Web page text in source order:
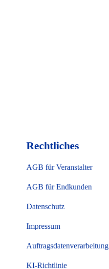
Rechtliches
AGB für Veranstalter
AGB für Endkunden
Datenschutz
Impressum
Auftragsdatenverarbeitung
KI-Richtlinie